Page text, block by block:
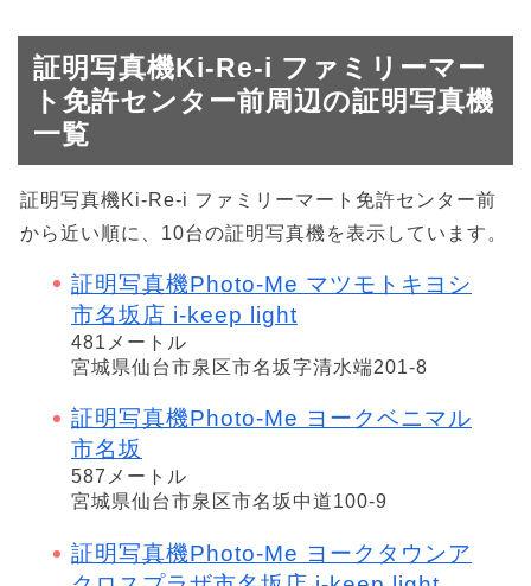
証明写真機Ki-Re-i ファミリーマー
ト免許センター前周辺の証明写真機
一覧
証明写真機Ki-Re-i ファミリーマート免許センター前
から近い順に、10台の証明写真機を表示しています。
証明写真機Photo-Me マツモトキヨシ
市名坂店 i-keep light
481メートル
宮城県仙台市泉区市名坂字清水端201-8
証明写真機Photo-Me ヨークベニマル
市名坂
587メートル
宮城県仙台市泉区市名坂中道100-9
証明写真機Photo-Me ヨークタウンア